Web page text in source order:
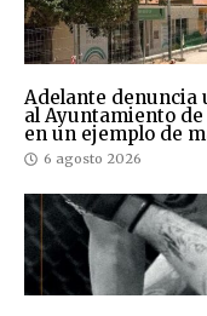
Adelante denuncia
al Ayuntamiento
en un ejemplo de
6 agosto 2026